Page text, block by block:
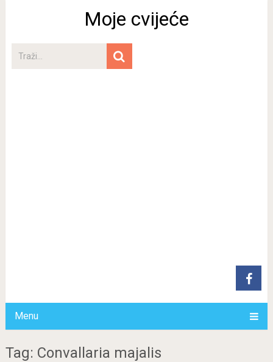
Moje cvijeće
Menu
Tag: Convallaria majalis